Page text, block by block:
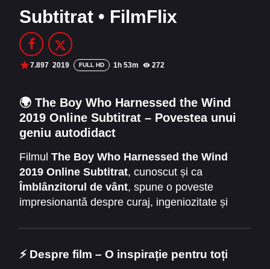
Filme Online 2014 Filme Online 2013
Filme Online 2012
Filme Online 2010
DMCA
SERIALE ONLINE
CONTACT
Subtitrat • FilmFlix
7.897 2019 FULL HD 1h 53m 272
🌍 The Boy Who Harnessed the Wind
2019 Online Subtitrat – Povestea unui
geniu autodidact
Filmul The Boy Who Harnessed the Wind
2019 Online Subtitrat, cunoscut și ca
Îmblânzitorul de vânt, spune o poveste
impresionantă despre curaj, ingeniozitate și
urmărește viața tânăruluiWilliam
Kamkwamba
, un băiat din Malawi care
salvează satul său de la foamete construind o
⚡ Despre film – O inspirație pentru toți